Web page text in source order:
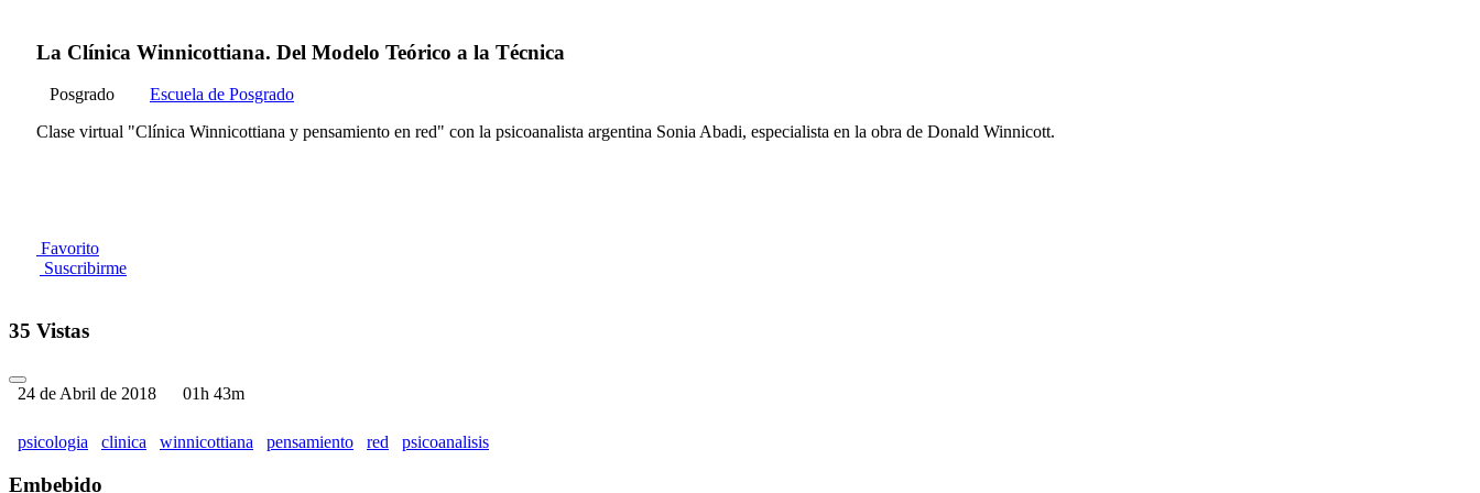
La Clínica Winnicottiana. Del Modelo Teórico a la Técnica
Posgrado
Escuela de Posgrado
Clase virtual "Clínica Winnicottiana y pensamiento en red" con la psicoanalista argentina Sonia Abadi, especialista en la obra de Donald Winnicott.
Favorito
Suscribirme
35 Vistas
24 de Abril de 2018 01h 43m
psicologia clinica winnicottiana pensamiento red psicoanalisis
Embebido